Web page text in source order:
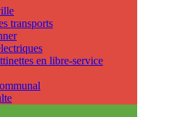
transports
en libre-service